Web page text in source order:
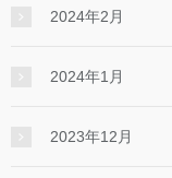
2024年2月
2024年1月
2023年12月